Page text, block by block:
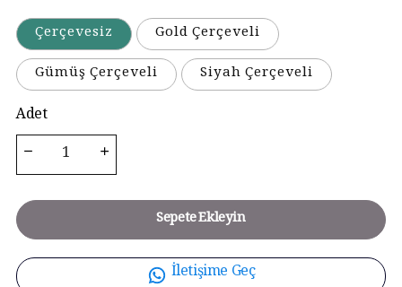
Çerçevesiz
Gold Çerçeveli
Gümüş Çerçeveli
Siyah Çerçeveli
Adet
Sepete Ekleyin
İletişime Geç